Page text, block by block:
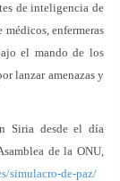
de inteligencia de
médicos, enfermeras
el mando de los
lanzar amenazas y
Siria desde el día
de la ONU,
simulacro-de-paz/